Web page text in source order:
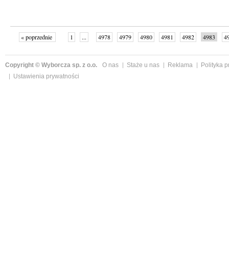
« poprzednie 1 ... 4978 4979 4980 4981 4982 4983
Copyright © Wyborcza sp. z o.o. O nas Staże u nas Reklama
Polityka
Ustawienia prywatności